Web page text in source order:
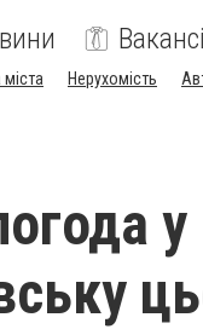
міста Нерухомість
у